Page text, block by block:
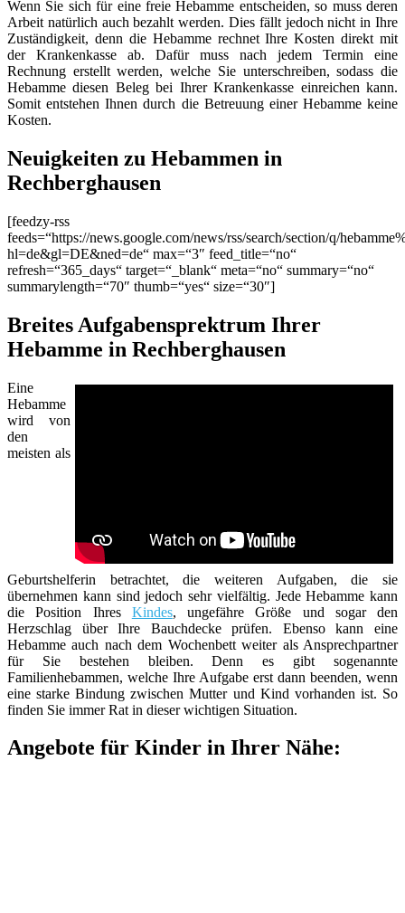
Wenn Sie sich für eine freie Hebamme entscheiden, so muss deren
Arbeit natürlich auch bezahlt werden. Dies fällt jedoch nicht in Ihre
Zuständigkeit, denn die Hebamme rechnet Ihre Kosten direkt mit
der Krankenkasse ab. Dafür muss nach jedem Termin eine
Rechnung erstellt werden, welche Sie unterschreiben, sodass die
Hebamme diesen Beleg bei Ihrer Krankenkasse einreichen kann.
Somit entstehen Ihnen durch die Betreuung einer Hebamme keine
Kosten.
Neuigkeiten zu Hebammen in
Rechberghausen
[feedzy-rss
feeds=“https://news.google.com/news/rss/search/section/q/
hl=de&gl=DE&ned=de“ max=“3″ feed_title=“no“
refresh=“365_days“ target=“_blank“ meta=“no“ summary=“no“
summarylength=“70″ thumb=“yes“ size=“30″]
Breites Aufgabensprektrum Ihrer
Hebamme in Rechberghausen
Eine
Hebamme
wird von
den
meisten als
Geburtshelferin betrachtet, die weiteren Aufgaben, die sie
übernehmen kann sind jedoch sehr vielfältig. Jede Hebamme kann
die Position Ihres Kindes, ungefähre Größe und sogar den
Herzschlag über Ihre Bauchdecke prüfen. Ebenso kann eine
Hebamme auch nach dem Wochenbett weiter als Ansprechpartner
für Sie bestehen bleiben. Denn es gibt sogenannte
Familienhebammen, welche Ihre Aufgabe erst dann beenden, wenn
eine starke Bindung zwischen Mutter und Kind vorhanden ist. So
finden Sie immer Rat in dieser wichtigen Situation.
Angebote für Kinder in Ihrer Nähe: